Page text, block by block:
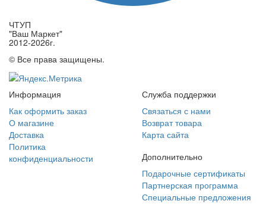
ЧТУП
"Ваш Маркет"
2012-2026г.
© Все права защищены.
Информация
Как оформить заказ
О магазине
Доставка
Политика
конфиденциальности
Служба поддержки
Связаться с нами
Возврат товара
Карта сайта
Дополнительно
Подарочные сертификаты
Партнерская программа
Специальные предложения